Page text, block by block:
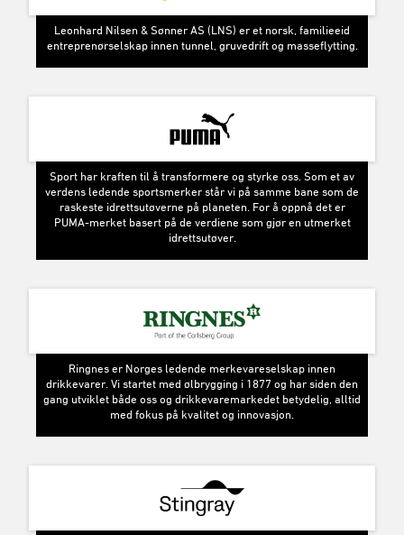
Leonhard Nilsen & Sønner AS (LNS) er et norsk, familieeid
entreprenørselskap innen tunnel, gruvedrift og masseflytting.
Sport har kraften til å transformere og styrke oss. Som et av
verdens ledende sportsmerker står vi på samme bane som de
raskeste idrettsutøverne på planeten. For å oppnå det er
PUMA-merket basert på de verdiene som gjør en utmerket
idrettsutøver.
Ringnes er Norges ledende merkevareselskap innen
drikkevarer. Vi startet med ølbrygging i 1877 og har siden den
gang utviklet både oss og drikkevaremarkedet betydelig, alltid
med fokus på kvalitet og innovasjon.